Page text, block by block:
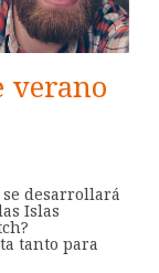
verano
se desarrollará
Islas
tanto para